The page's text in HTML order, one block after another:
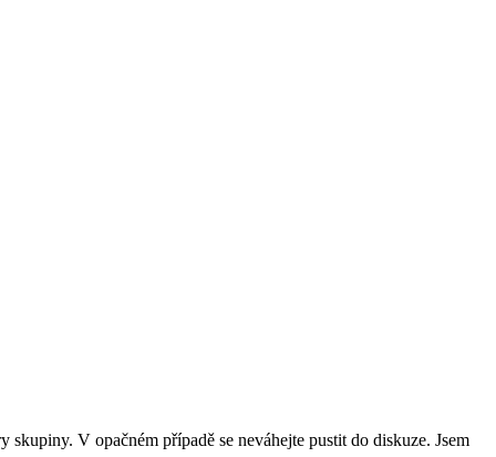
V opačném případě se neváhejte pustit do diskuze. Jsem